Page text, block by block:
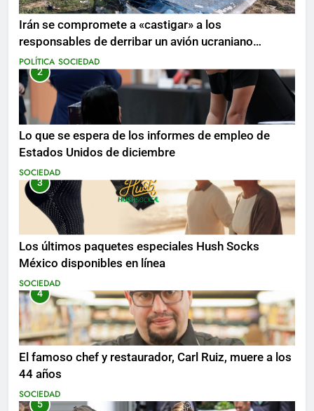
Irán se compromete a «castigar» a los
responsables de derribar un avión ucraniano
mientras se realizan arrestos
POLÍTICA SOCIEDAD
2
Lo que se espera de los informes de empleo de
Estados Unidos de diciembre
SOCIEDAD
3
Los últimos paquetes especiales Hush Socks
México disponibles en línea
SOCIEDAD
4
El famoso chef y restaurador, Carl Ruiz, muere a los
44 años
SOCIEDAD
5